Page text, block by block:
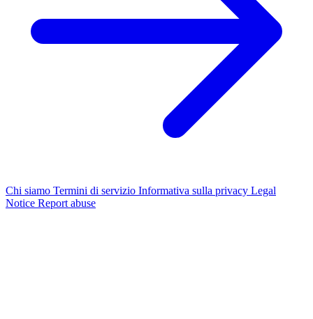
Chi siamo Termini di servizio Informativa sulla privacy Legal
Notice Report abuse